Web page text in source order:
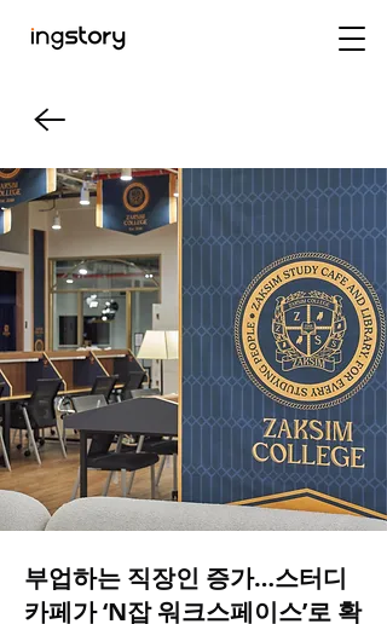
부업하는 직장인 증가…스터디
카페가 ‘N잡 워크스페이스’로 확